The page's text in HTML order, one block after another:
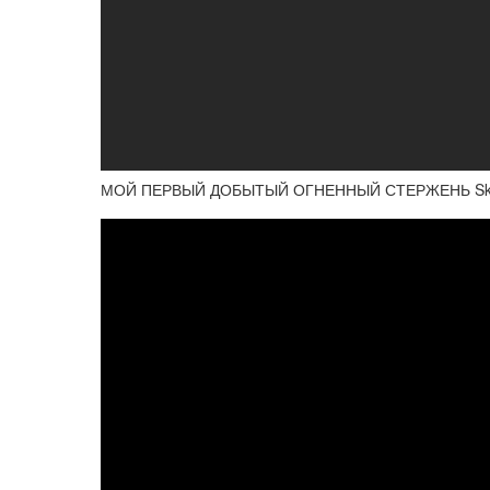
МОЙ ПЕРВЫЙ ДОБЫТЫЙ ОГНЕННЫЙ СТЕРЖЕНЬ